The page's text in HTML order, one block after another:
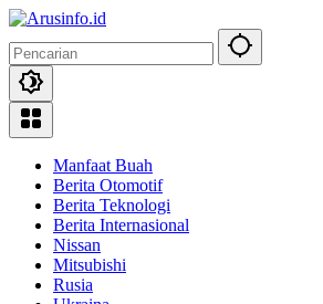
Langsung
konten
Manfaat Buah
Berita Otomotif
Berita Teknologi
Berita Internasional
Nissan
Mitsubishi
Rusia